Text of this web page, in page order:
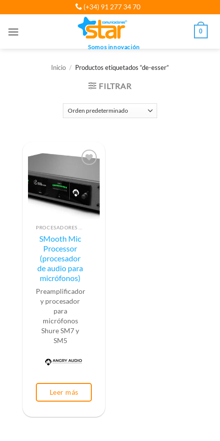
al
(+34) 91 277 34 70
Somos innovación
0
Inicio / Productos etiquetados “de-esser”
FILTRAR
SMooth Mic
Processor
(procesador
de audio para
micrófonos)
Preamplificador
y procesador
para
micrófonos
Shure SM7 y
SM5
Leer más